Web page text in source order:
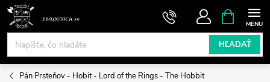
Prejsť
obsah
HĽADAŤ
KOŠÍK
Pán Prsteňov - Hobit - Lord of the Rings - The Hobbit